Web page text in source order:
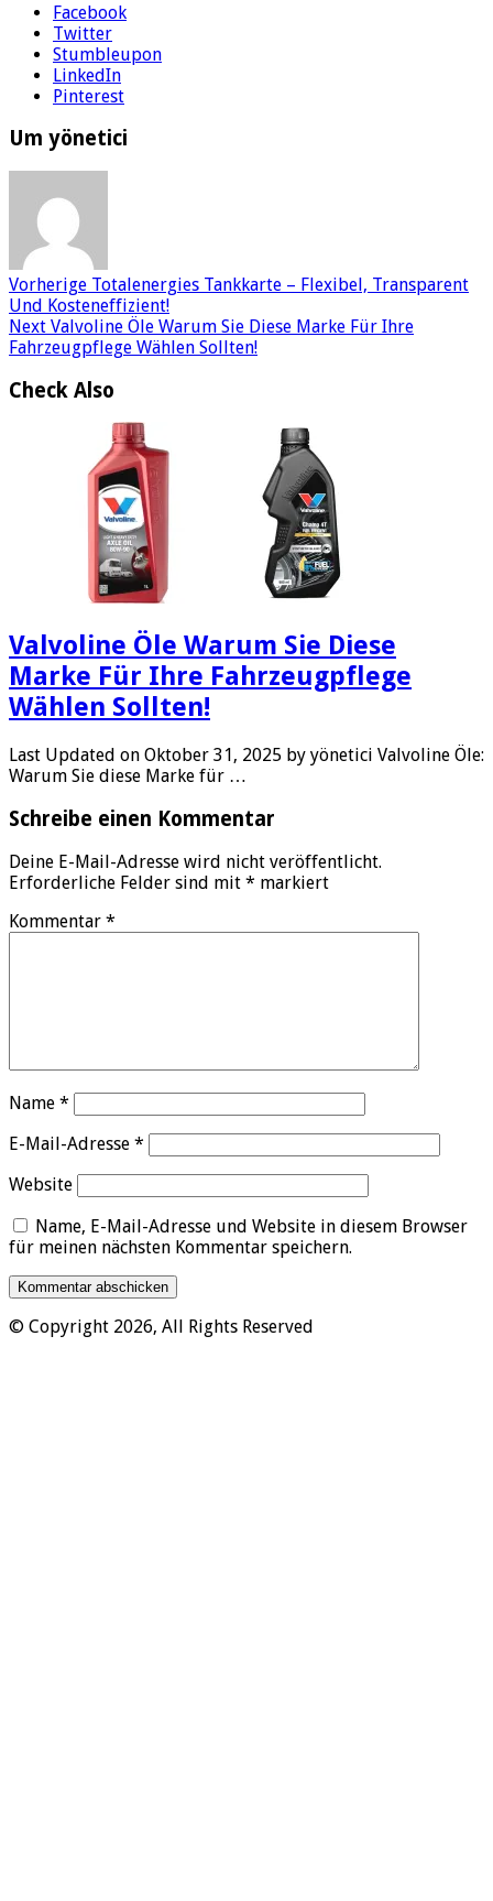
Facebook
Twitter
Stumbleupon
LinkedIn
Pinterest
Um yönetici
Vorherige Totalenergies Tankkarte – Flexibel, Transparent
Und Kosteneffizient!
Next Valvoline Öle Warum Sie Diese Marke Für Ihre
Fahrzeugpflege Wählen Sollten!
Check Also
Valvoline Öle Warum Sie Diese
Marke Für Ihre Fahrzeugpflege
Wählen Sollten!
Last Updated on Oktober 31, 2025 by yönetici Valvoline Öle:
Warum Sie diese Marke für …
Schreibe einen Kommentar
Deine E-Mail-Adresse wird nicht veröffentlicht.
Erforderliche Felder sind mit * markiert
Kommentar *
Name *
E-Mail-Adresse *
Website
Name, E-Mail-Adresse und Website in diesem Browser
für meinen nächsten Kommentar speichern.
© Copyright 2026, All Rights Reserved